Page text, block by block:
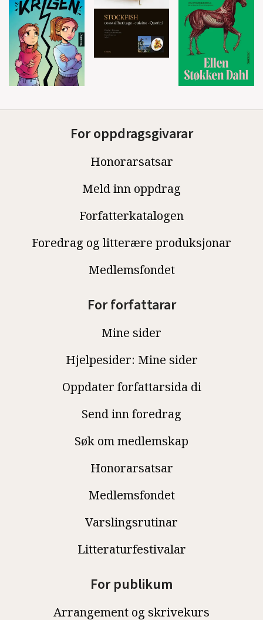
For oppdragsgivarar
Honorarsatsar
Meld inn oppdrag
Forfatterkatalogen
Foredrag og litterære produksjonar
Medlemsfondet
For forfattarar
Mine sider
Hjelpesider: Mine sider
Oppdater forfattarsida di
Send inn foredrag
Søk om medlemskap
Honorarsatsar
Medlemsfondet
Varslingsrutinar
Litteraturfestivalar
For publikum
Arrangement og skrivekurs